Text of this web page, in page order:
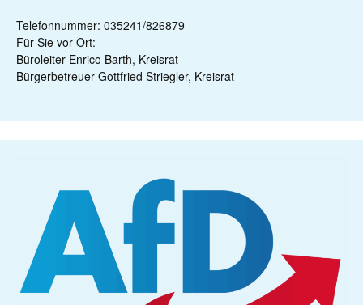
Telefonnummer: 035241/826879
Für Sie vor Ort:
Büroleiter Enrico Barth, Kreisrat
Bürgerbetreuer Gottfried Striegler, Kreisrat